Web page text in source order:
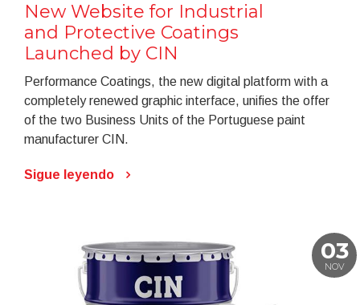
New Website for Industrial
and Protective Coatings
Launched by CIN
Performance Coatings, the new digital platform with a
completely renewed graphic interface, unifies the offer
of the two Business Units of the Portuguese paint
manufacturer CIN.
Sigue leyendo
03
NOV